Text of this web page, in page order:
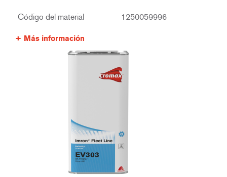
Código del material 1250059996
Más información